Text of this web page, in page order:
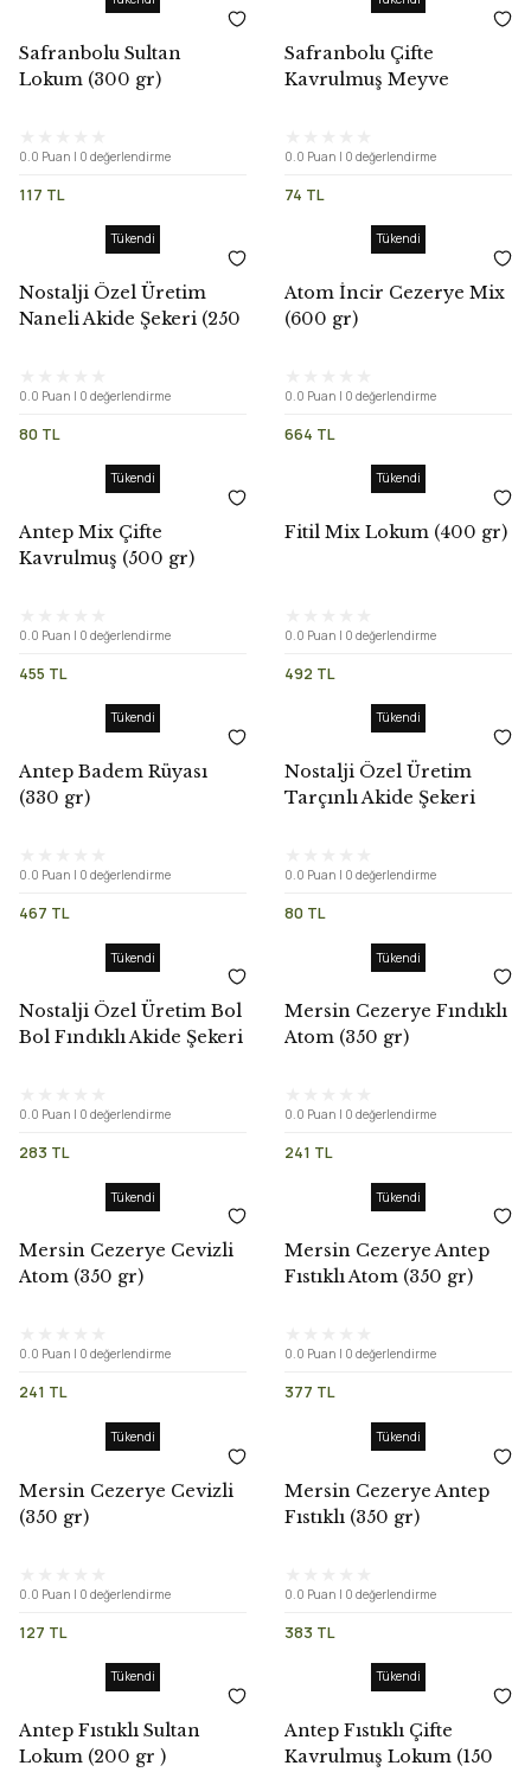
Safranbolu Sultan
Lokum (300 gr)
0.0 Puan | 0 değerlendirme
117 TL
Safranbolu Çifte
Kavrulmuş Meyve
0.0 Puan | 0 değerlendirme
74 TL
Tükendi
Nostalji Özel Üretim
Naneli Akide Şekeri (250
0.0 Puan | 0 değerlendirme
80 TL
Tükendi
Atom İncir Cezerye Mix
(600 gr)
0.0 Puan | 0 değerlendirme
664 TL
Tükendi
Antep Mix Çifte
Kavrulmuş (500 gr)
0.0 Puan | 0 değerlendirme
455 TL
Tükendi
Fitil Mix Lokum (400 gr)
0.0 Puan | 0 değerlendirme
492 TL
Tükendi
Antep Badem Rüyası
(330 gr)
0.0 Puan | 0 değerlendirme
467 TL
Tükendi
Nostalji Özel Üretim
Tarçınlı Akide Şekeri
0.0 Puan | 0 değerlendirme
80 TL
Tükendi
Nostalji Özel Üretim Bol
Bol Fındıklı Akide Şekeri
0.0 Puan | 0 değerlendirme
283 TL
Tükendi
Mersin Cezerye Fındıklı
Atom (350 gr)
0.0 Puan | 0 değerlendirme
241 TL
Tükendi
Mersin Cezerye Cevizli
Atom (350 gr)
0.0 Puan | 0 değerlendirme
241 TL
Tükendi
Mersin Cezerye Antep
Fıstıklı Atom (350 gr)
0.0 Puan | 0 değerlendirme
377 TL
Tükendi
Mersin Cezerye Cevizli
(350 gr)
0.0 Puan | 0 değerlendirme
127 TL
Tükendi
Mersin Cezerye Antep
Fıstıklı (350 gr)
0.0 Puan | 0 değerlendirme
383 TL
Tükendi
Antep Fıstıklı Sultan
Lokum (200 gr )
Tükendi
Antep Fıstıklı Çifte
Kavrulmuş Lokum (150